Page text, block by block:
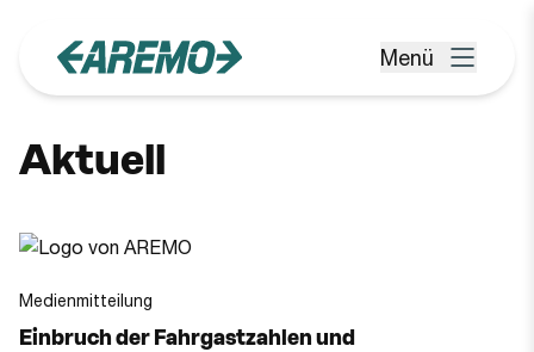
Menü öffnen
Menü
Aktuell
Einbruch der Fahrgastzahlen und
Medienmitteilung